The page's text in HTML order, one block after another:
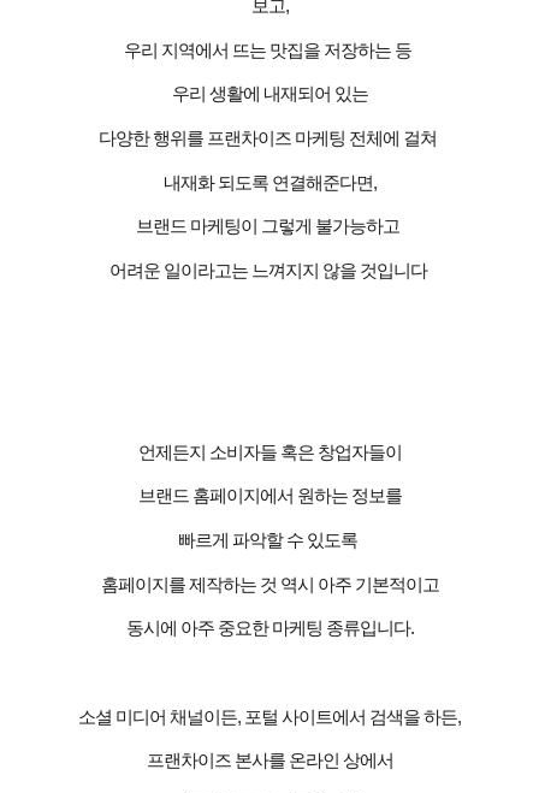
보고,
우리 지역에서 뜨는 맛집을 저장하는 등
우리 생활에 내재되어 있는
다양한 행위를 프랜차이즈 마케팅 전체에 걸쳐
내재화 되도록 연결해준다면,
브랜드 마케팅이 그렇게 불가능하고
어려운 일이라고는 느껴지지 않을 것입니다
언제든지 소비자들 혹은 창업자들이
브랜드 홈페이지에서 원하는 정보를
빠르게 파악할 수 있도록
홈페이지를 제작하는 것 역시 아주 기본적이고
동시에 아주 중요한 마케팅 종류입니다.
소셜 미디어 채널이든, 포털 사이트에서 검색을 하든,
프랜차이즈 본사를 온라인 상에서